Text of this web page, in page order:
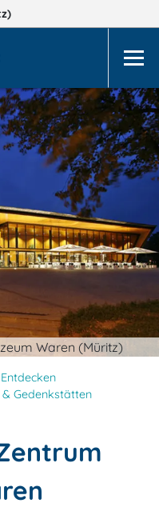
Waren (Müritz)
Entdecken
& Gedenkstätten